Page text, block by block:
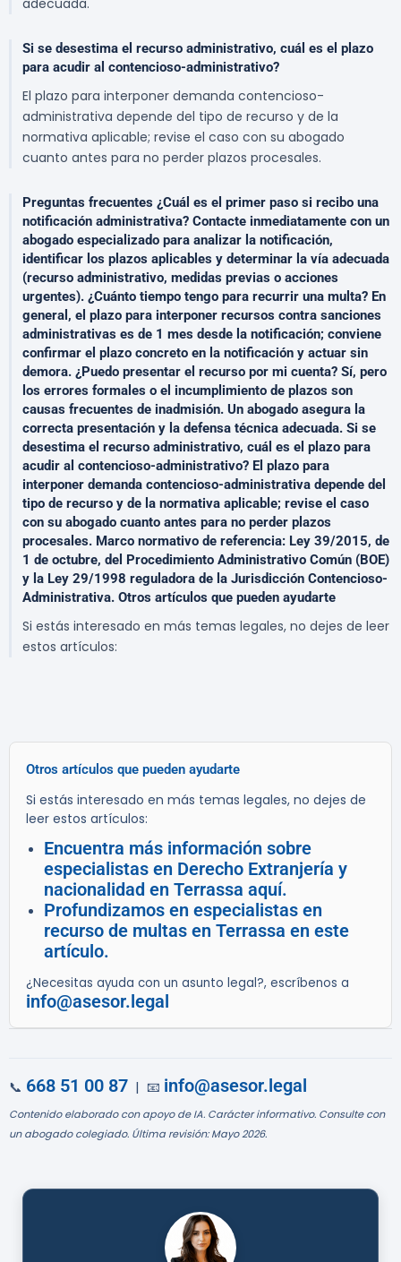
adecuada.
Si se desestima el recurso administrativo, cuál es el plazo
para acudir al contencioso-administrativo?
El plazo para interponer demanda contencioso-
administrativa depende del tipo de recurso y de la
normativa aplicable; revise el caso con su abogado
cuanto antes para no perder plazos procesales.
Preguntas frecuentes ¿Cuál es el primer paso si recibo una
notificación administrativa? Contacte inmediatamente con un
abogado especializado para analizar la notificación,
identificar los plazos aplicables y determinar la vía adecuada
(recurso administrativo, medidas previas o acciones
urgentes). ¿Cuánto tiempo tengo para recurrir una multa? En
general, el plazo para interponer recursos contra sanciones
administrativas es de 1 mes desde la notificación; conviene
confirmar el plazo concreto en la notificación y actuar sin
demora. ¿Puedo presentar el recurso por mi cuenta? Sí, pero
los errores formales o el incumplimiento de plazos son
causas frecuentes de inadmisión. Un abogado asegura la
correcta presentación y la defensa técnica adecuada. Si se
desestima el recurso administrativo, cuál es el plazo para
acudir al contencioso-administrativo? El plazo para
interponer demanda contencioso-administrativa depende del
tipo de recurso y de la normativa aplicable; revise el caso
con su abogado cuanto antes para no perder plazos
procesales. Marco normativo de referencia: Ley 39/2015, de
1 de octubre, del Procedimiento Administrativo Común (BOE)
y la Ley 29/1998 reguladora de la Jurisdicción Contencioso-
Administrativa. Otros artículos que pueden ayudarte
Si estás interesado en más temas legales, no dejes de leer
estos artículos:
Otros artículos que pueden ayudarte
Si estás interesado en más temas legales, no dejes de
leer estos artículos:
Encuentra más información sobre
especialistas en Derecho Extranjería y
nacionalidad en Terrassa aquí.
Profundizamos en especialistas en
recurso de multas en Terrassa en este
artículo.
¿Necesitas ayuda con un asunto legal?, escríbenos a
info@asesor.legal
📞 668 51 00 87 | 📧 info@asesor.legal
Contenido elaborado con apoyo de IA. Carácter informativo. Consulte con
un abogado colegiado. Última revisión: Mayo 2026.